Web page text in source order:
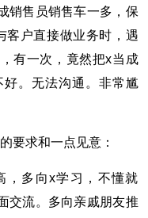
销售员销售车一多，保
客户直接做业务时，遇
有一次，竟然把x当成
。无法沟通。非常尴
要求和一点见意：
，多向x学习，不懂就
交流。多向亲戚朋友推